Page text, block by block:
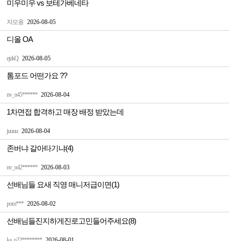
자모옹 2026-08-05
미우미우 vs 보테가베네타
ejzkQ 2026-08-05
디올 OA
nv_n45****** 2026-08-04
톰포드 어떤가요 ??
juuuu 2026-08-04
1차면접 합격하고 매장 배정 받았는데
nv_n42****** 2026-08-03
존버냐 갈아타기냐(4)
pom*** 2026-08-02
선배님들 요새 직영 매니저급이면(1)
선배님들진지하게진로고민들어주세요(8)